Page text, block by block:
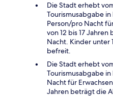
Die Stadt erhebt
Tourismusabgabe in
Person/pro Nacht
von 12 bis 17
Nacht. Kinder unter
befreit.
Die Stadt erhebt
Tourismusabgabe in
Nacht für
Jahren beträgt die